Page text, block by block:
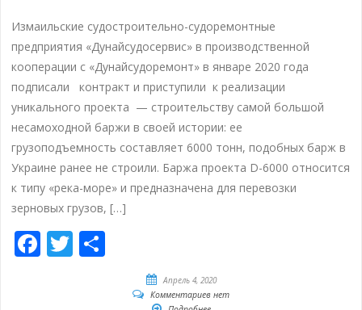
Измаильские судостроительно-судоремонтные
предприятия «Дунайсудосервис» в производственной
кооперации с «Дунайсудоремонт» в январе 2020 года
подписали контракт и приступили к реализации
уникального проекта — строительству самой большой
несамоходной баржи в своей истории: ее
грузоподъемность составляет 6000 тонн, подобных барж в
Украине ранее не строили. Баржа проекта D-6000 относится
к типу «река-море» и предназначена для перевозки
зерновых грузов, […]
Facebook
Twitter
Апрель 4, 2020
Комментариев нет